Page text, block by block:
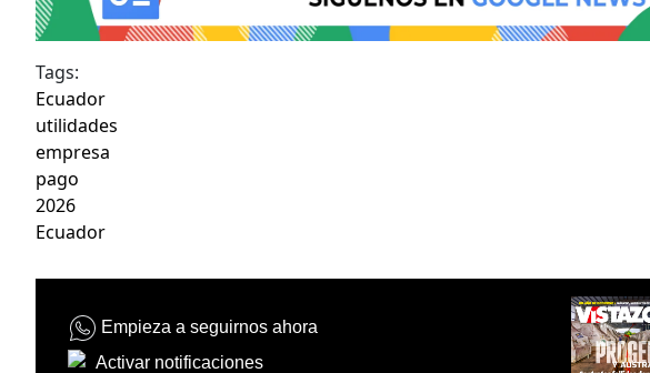
Tags:
Ecuador
utilidades
empresa
pago
2026
Ecuador
Empieza a seguirnos ahora
Activar notificaciones